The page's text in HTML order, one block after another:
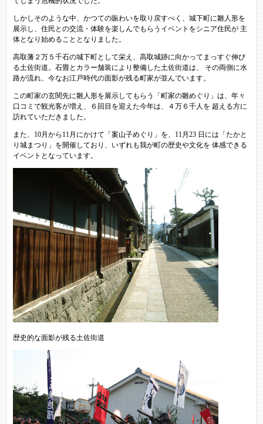
しかしそのような中、かつての賑わいを取り戻すべく、城下町に雛人形を
展示し、住民との交流・体験を楽しんでもらうイベントをシニア住民が 主
体となり始めることとなりました。
高取藩２万５千石の城下町として栄え、高取城跡に向かってまっすぐ伸び
る土佐街道。石畳とカラー舗装により整備した土佐街道は、 その両側に水
路が流れ、今なお江戸時代の面影が残る町家が並んでいます。
この町家の玄関先に雛人形を展示してもらう「町家の雛めぐり」は、年々
口コミで観光客が増え、６回目を迎えた今年は、４万６千人を 超える方に
訪れていただきました。
また、10月から11月にかけて「案山子めぐり」を、11月23 日には「たかと
り城まつり」を開催しており、いずれも我が町の歴史や文化を 体感できる
イベントとなっています。
歴史的な面影が残る土佐街道